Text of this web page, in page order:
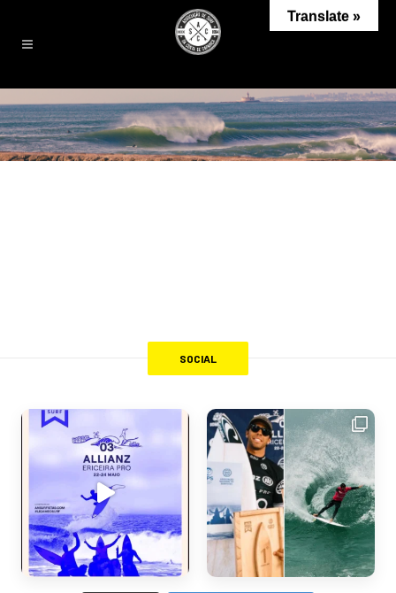
SOCIAL
Translate »